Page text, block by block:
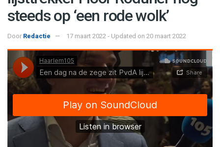
steeds op ‘een rode wolk’
Door Redactie 17 maart 2022 - Updated on 20 maart 2022
Haarlem105 · Een dag na de zege zit PvdA lijsttrekker Floor Roduner nog steeds p een rode wolk